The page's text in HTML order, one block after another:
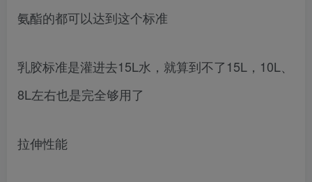
氨酯的都可以达到这个标准
乳胶标准是灌进去15L水，就算到不了15L，10L、
8L左右也是完全够用了
拉伸性能